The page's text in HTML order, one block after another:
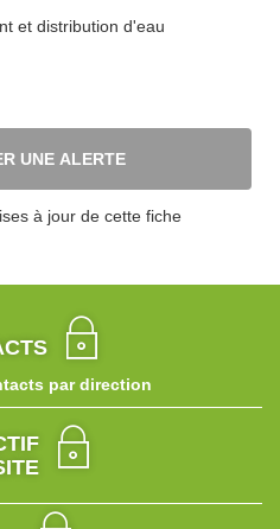
et distribution d'eau
UNE ALERTE
à jour de cette fiche
par direction